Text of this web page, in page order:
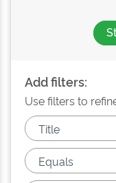
Add filters:
Use filters to